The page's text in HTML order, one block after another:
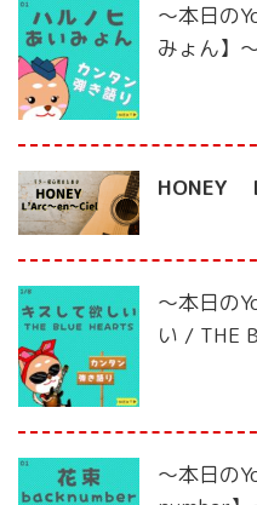
〜本日の
みょん】
HONEY
〜本日の
い / THE
〜本日の